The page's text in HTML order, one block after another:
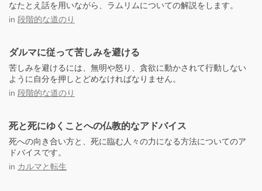
なたとえ話を用いながら、ラムリムについての解説をします。
in 段階的な道のり
ダルマに従って苦しみを避ける
苦しみを避けるには、無明や怒り、貪欲に動かされて行動しない
ように自分を押しとどめなければなりません。
in 段階的な道のり
死と死にゆくことへの仏教的なアドバイス
死への向き合い方と、死に臨む人々の力になる方法についてのア
ドバイスです。
in カルマと転生